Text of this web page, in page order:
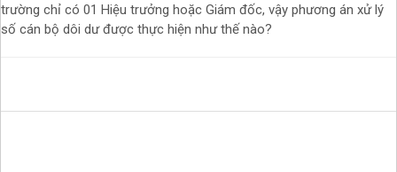
trường chỉ có 01 Hiệu trưởng hoặc Giám đốc, vậy phương án xử lý
số cán bộ dôi dư được thực hiện như thế nào?